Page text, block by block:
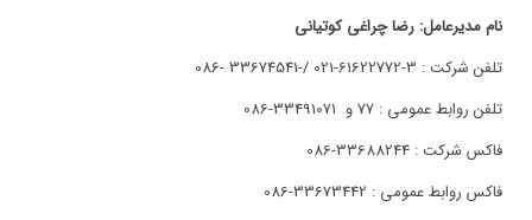
نام مدیرعامل: رضا چراغی کوتیانی
تلفن شرکت : 3-61622772-021 /-33674541 -086
تلفن روابط عمومی : 77 و 33491071-086
فاکس شرکت : 33688244-086
فاکس روابط عمومی : 33673442-086